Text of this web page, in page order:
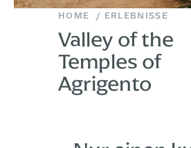
HOME ERLEBNISSE
Valley of the
Temples of
Agrigento